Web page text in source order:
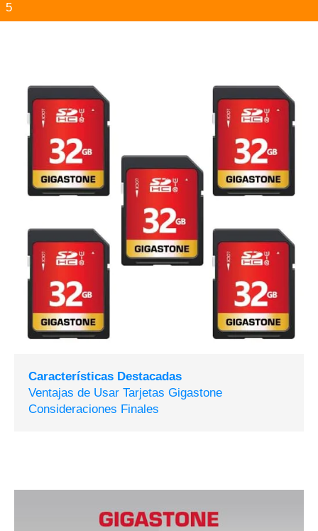
5
Características Destacadas
Ventajas de Usar Tarjetas Gigastone
Consideraciones Finales